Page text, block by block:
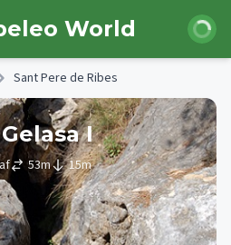
World 登录
Sant Pere de Ribes
I
53m 15m